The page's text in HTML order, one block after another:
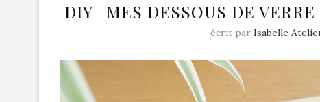
DIY | MES DESSOUS DE
écrit parIsabelle